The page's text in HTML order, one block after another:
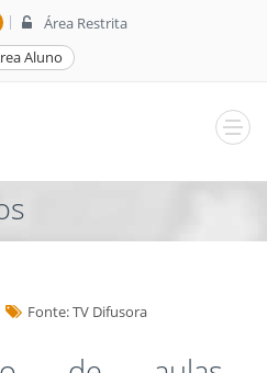
|
Área Restrita
Aluno
Fonte: TV Difusora